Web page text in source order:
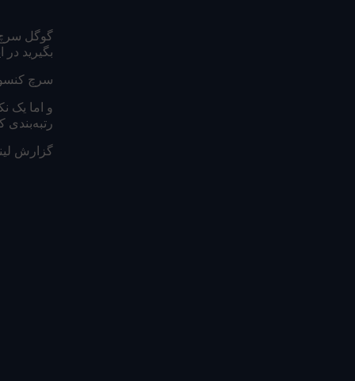
گوگل سرچ
بگیرید در
سرچ
و اما یک
رتبه‌بندی
گزارش